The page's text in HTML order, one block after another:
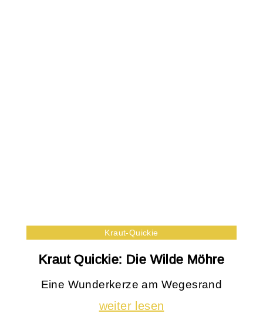
Kraut-Quickie
Kraut Quickie: Die Wilde Möhre
Eine Wunderkerze am Wegesrand
weiter lesen